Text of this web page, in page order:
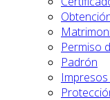
Permiso
Padrón